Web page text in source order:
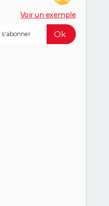
Voir un exemple